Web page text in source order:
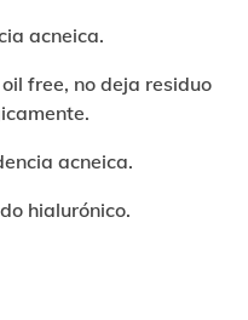
acneica.
free, no deja residuo
acneica.
hialurónico.